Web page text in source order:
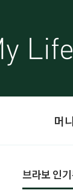
머니
브라보 인